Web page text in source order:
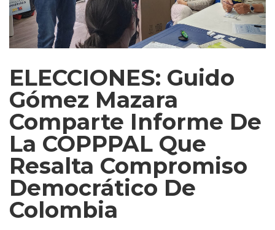
ELECCIONES: Guido
Gómez Mazara
Comparte Informe De
La COPPPAL Que
Resalta Compromiso
Democrático De
Colombia